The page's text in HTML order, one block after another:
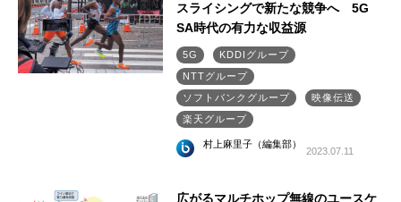
スライシングで新たな競争へ 5G
SA時代の有力な収益源
5G
KDDIグループ
NTTグループ
ソフトバンクグループ
映像伝送
楽天グループ
村上麻里子（編集部）
2023.07.11
広がるマルチホップ無線のユースケ